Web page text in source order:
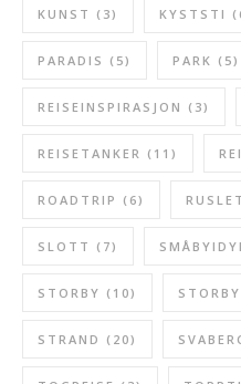
KUNST (3) KYSTSTI
PARADIS (5) PARK (5)
REISEINSPIRASJON (3)
REISETANKER (11)
ROADTRIP (6)
SLOTT (7)
STORBY (10) STORBY
STRAND (20)